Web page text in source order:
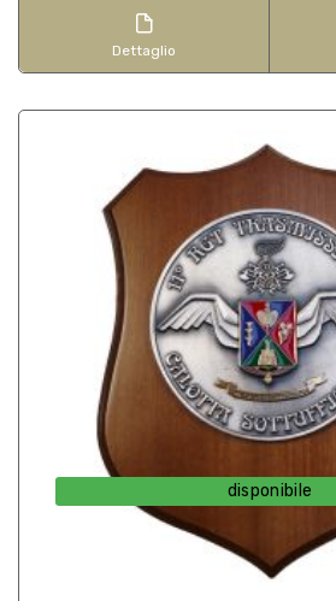
Dettaglio
disponibile